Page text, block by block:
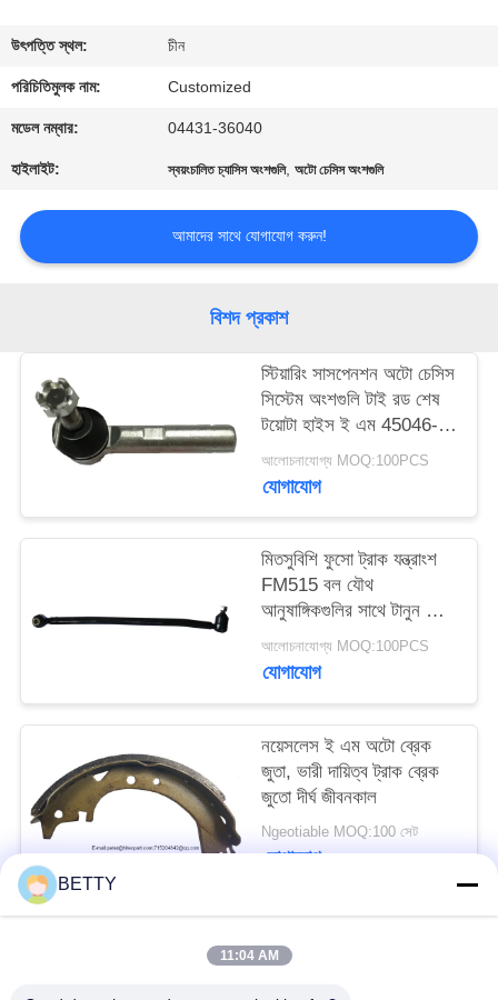
মান
নিয়ন্ত্রণ
উদ্ধৃতির
জন্য
আবেদন
ম্যাপ
PRIVACY
POLICY
উৎপত্তি স্থল: চীন
পরিচিতিমুলক নাম: Customized
মডেল নম্বার: 04431-36040
হাইলাইট: স্বয়ংচালিত চ্যাসিস অংশগুলি,অটো চেসিস অংশগুলি
আমাদের সাথে যোগাযোগ করুন!
বিশদ প্রকাশ
স্টিয়ারিং সাসপেনশন অটো চেসিস
সিস্টেম অংশগুলি টাই রড শেষ
টয়োটা হাইস ই এম 45046-
আলোচনাযোগ্য MOQ:100PCS
যোগাযোগ
মিতসুবিশি ফুসো ট্রাক যন্ত্রাংশ
FM515 বল যৌথ
আনুষাঙ্গিকগুলির সাথে টানুন লিংক
MC405933 আরএইচ
আলোচনাযোগ্য MOQ:100PCS
যোগাযোগ
নয়েসলেস ই এম অটো ব্রেক
জুতা, ভারী দায়িত্ব ট্রাক ব্রেক
জুতো দীর্ঘ জীবনকাল
Ngeotiable MOQ:100 সেট
যোগাযোগ
BETTY
11:04 AM